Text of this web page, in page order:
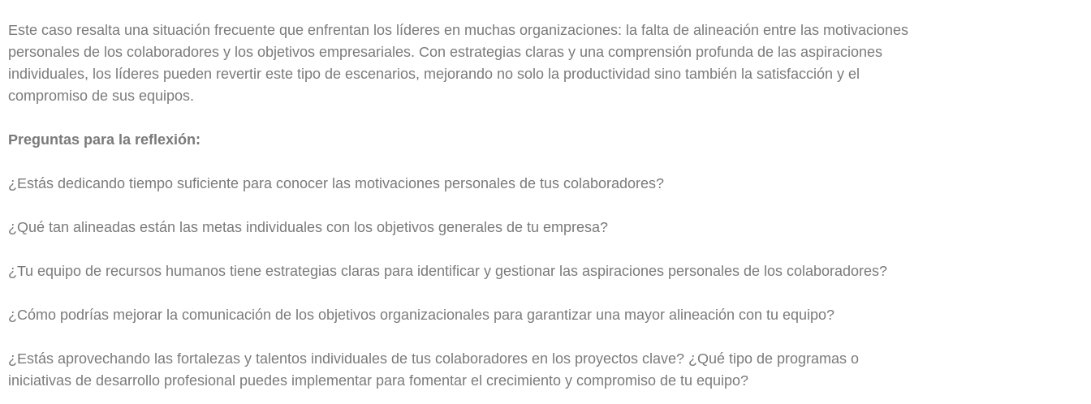
Este caso resalta una situación frecuente que enfrentan los líderes en muchas organizaciones: la falta de alineación entre las motivaciones
personales de los colaboradores y los objetivos empresariales. Con estrategias claras y una comprensión profunda de las aspiraciones
individuales, los líderes pueden revertir este tipo de escenarios, mejorando no solo la productividad sino también la satisfacción y el
compromiso de sus equipos.
Preguntas para la reflexión:
¿Estás dedicando tiempo suficiente para conocer las motivaciones personales de tus colaboradores?
¿Qué tan alineadas están las metas individuales con los objetivos generales de tu empresa?
¿Tu equipo de recursos humanos tiene estrategias claras para identificar y gestionar las aspiraciones personales de los colaboradores?
¿Cómo podrías mejorar la comunicación de los objetivos organizacionales para garantizar una mayor alineación con tu equipo?
¿Estás aprovechando las fortalezas y talentos individuales de tus colaboradores en los proyectos clave? ¿Qué tipo de programas o
iniciativas de desarrollo profesional puedes implementar para fomentar el crecimiento y compromiso de tu equipo?